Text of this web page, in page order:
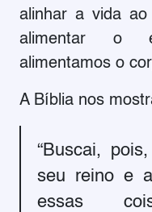
alinhar a vida
alimentar o
alimentamos o
A Bíblia nos
“Buscai,
seu reino e
essas